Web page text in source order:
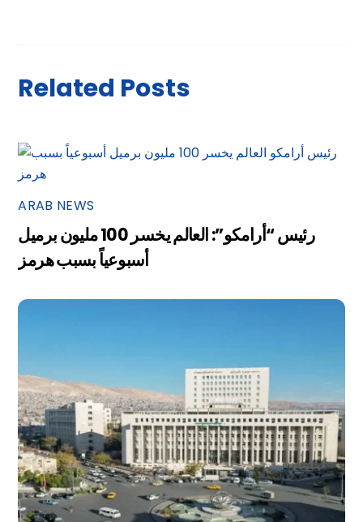
Related Posts
ARAB NEWS
رئيس “أرامكو”: العالم يخسر 100 مليون برميل
أسبوعياً بسبب هرمز